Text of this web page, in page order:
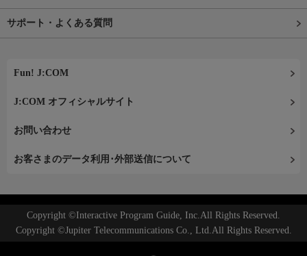
サポート・よくある質問
Fun! J:COM
J:COM オフィシャルサイト
お問い合わせ
お客さまのデータ利用･外部送信について
Copyright ©Interactive Program Guide, Inc.All Rights Reserved.
Copyright ©Jupiter Telecommunications Co., Ltd.All Rights Reserved.